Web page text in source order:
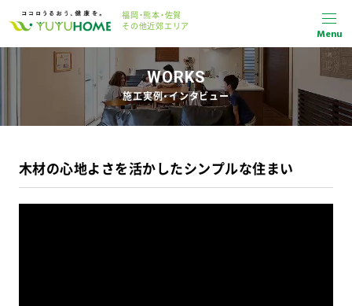
福岡・熊本・佐賀
その他近郊エリア
Menu
WORKS
施工実例・インタビュー
木材の心地よさを活かしたシンプルな住まい